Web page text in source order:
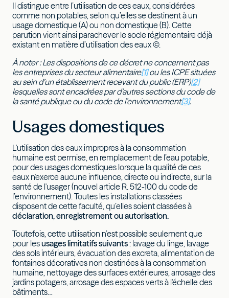
Il distingue entre l’utilisation de ces eaux, considérées
comme non potables, selon qu’elles se destinent à un
usage domestique (A) ou non domestique (B). Cette
parution vient ainsi parachever le socle réglementaire déjà
existant en matière d’utilisation des eaux (C).
À noter : Les dispositions de ce décret ne concernent pas
les entreprises du secteur alimentaire[1]ou les ICPE situées
au sein d’un établissement recevant du public (ERP)[2]
lesquelles sont encadrées par d’autres sections du code de
la santé publique ou du code de l’environnement[3].
Usages domestiques
L'utilisation des eaux impropres à la consommation
humaine est permise, en remplacement de l’eau potable,
pour des usages domestiques lorsque la qualité de ces
eaux n'exerce aucune influence, directe ou indirecte, sur la
santé de l'usager (nouvel article R. 512-100 du code de
l’environnement). Toutes les installations classées
disposent de cette faculté, qu’elles soient classées à
déclaration, enregistrement ou autorisation.
Toutefois, cette utilisation n’est possible seulement que
pour lesusages limitatifs suivants: lavage du linge, lavage
des sols intérieurs, évacuation des excreta, alimentation de
fontaines décoratives non destinées à la consommation
humaine, nettoyage des surfaces extérieures, arrosage des
jardins potagers, arrosage des espaces verts à l'échelle des
bâtiments…